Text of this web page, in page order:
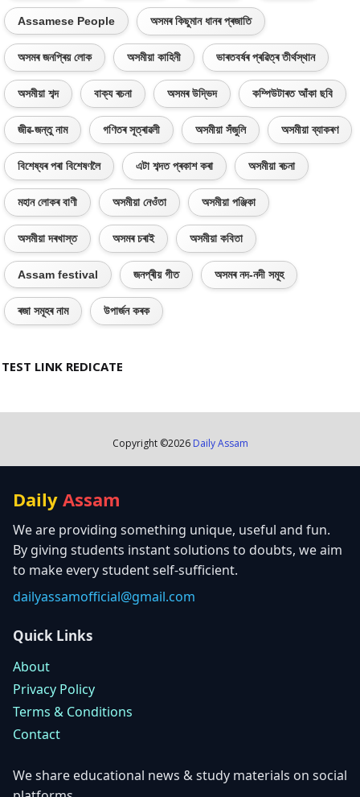
Assamese People অসমৰ কিছুমান ধানৰ প্ৰজাতি
অসমৰ জনপ্ৰিয় লোক অসমীয়া কাহিনী ভাৰতবৰ্ষৰ প্ৰৱিত্ৰ তীৰ্থস্থান
অসমীয়া শব্দ বাক্য ৰচনা অসমৰ উদ্ভিদ কম্পিউটাৰত আঁকা ছবি
জীৱ-জন্তু নাম গণিতৰ সূত্ৰাৱলী অসমীয়া সঁজুলি অসমীয়া ব্যাকৰণ
বিশেষ্যৰ পৰা বিশেষণলৈ এটা শব্দত প্ৰকাশ কৰা অসমীয়া ৰচনা
মহান লোকৰ বাণী অসমীয়া নেওঁতা অসমীয়া পঞ্জিকা
অসমীয়া দৰখাস্ত অসমৰ চৰাই অসমীয়া কবিতা
Assam festival জনপ্ৰীয় গীত অসমৰ নদ-নদী সমূহ
ৰজা সমূহৰ নাম উপাৰ্জন কৰক
TEST LINK REDICATE
Copyright ©2026 Daily Assam
Daily Assam
We are providing something unique, useful and fun.
By giving students instant solutions to doubts, we aim
to make every student self-sufficient.
dailyassamofficial@gmail.com
Quick Links
About
Privacy Policy
Terms & Conditions
Contact
We share educational news & study materials on social